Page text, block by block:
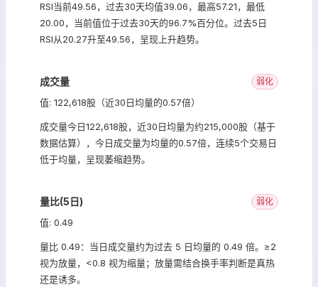
RSI当前49.56，过去30天均值39.06，最高57.21，最低
20.00，当前值位于过去30天的96.7%百分位。过去5日
RSI从20.27升至49.56，呈现上升趋势。
成交量 弱化
值: 122,618股（近30日均量的0.57倍）
成交量今日122,618股，近30日均量为约215,000股（基于
数据估算），今日成交量为均量的0.57倍，连续5个交易日
低于均量，呈现萎缩趋势。
量比(5日) 弱化
值: 0.49
量比 0.49：当日成交量约为过去 5 日均量的 0.49 倍。≥2
视为放量，<0.8 视为缩量；放量需结合换手率判断是真热
还是诱多。